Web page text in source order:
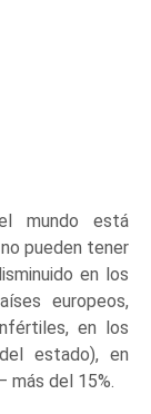
mundo está
pueden tener
en los
europeos,
en los
estado), en
más del 15%.